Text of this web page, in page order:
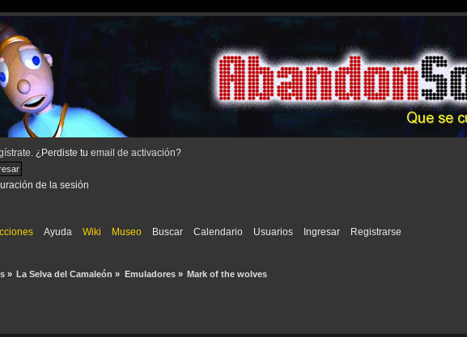
. ¿Perdiste tu email de activación?
de la sesión
Ayuda Wiki Museo Buscar Calendario Usuarios Ingresar Registrarse
» La Selva del Camaleón » Emuladores» Mark of the wolves